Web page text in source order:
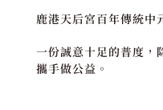
鹿港天后宮百年傳統中
一份誠意十足的普度，
攜手做公益。